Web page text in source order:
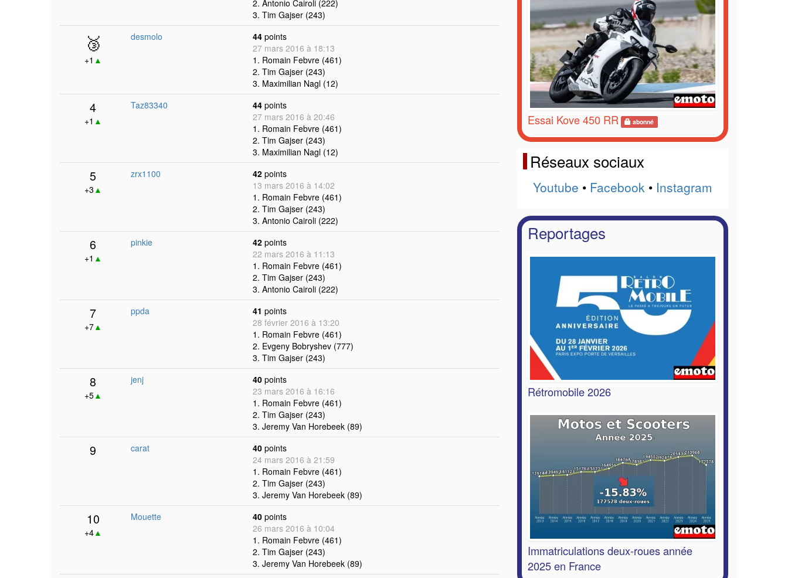
2. Antonio Cairoli (222)
3. Tim Gajser (243)
🥉
+1 ▲
desmolo 44 points
27 mars 2016 à 18:13
1. Romain Febvre (461)
2. Tim Gajser (243)
3. Maximilian Nagl (12)
4
+1 ▲
Taz83340 44 points
27 mars 2016 à 20:46
1. Romain Febvre (461)
2. Tim Gajser (243)
3. Maximilian Nagl (12)
5
+3 ▲
zrx1100 42 points
13 mars 2016 à 14:02
1. Romain Febvre (461)
2. Tim Gajser (243)
3. Antonio Cairoli (222)
6
+1 ▲
pinkie 42 points
22 mars 2016 à 11:13
1. Romain Febvre (461)
2. Tim Gajser (243)
3. Antonio Cairoli (222)
7
+7▲
ppda 41 points
28 février 2016 à 13:20
1. Romain Febvre (461)
2. Evgeny Bobryshev (777)
3. Tim Gajser (243)
8
+5▲
jenj 40 points
23 mars 2016 à 16:16
1. Romain Febvre (461)
2. Tim Gajser (243)
3. Jeremy Van Horebeek (89)
9 carat 40 points
24 mars 2016 à 21:59
1. Romain Febvre (461)
2. Tim Gajser (243)
3. Jeremy Van Horebeek (89)
10
+4▲
Mouette 40 points
26 mars 2016 à 10:04
1. Romain Febvre (461)
2. Tim Gajser (243)
3. Jeremy Van Horebeek (89)
Essai Kove 450 RR abonné
Réseaux sociaux
Youtube • Facebook • Instagram
Reportages
Rétromobile 2026
Immatriculations deux-roues année
2025 en France